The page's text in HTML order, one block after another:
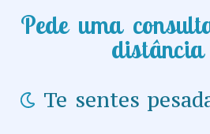
Pede uma
distância
Te sentes